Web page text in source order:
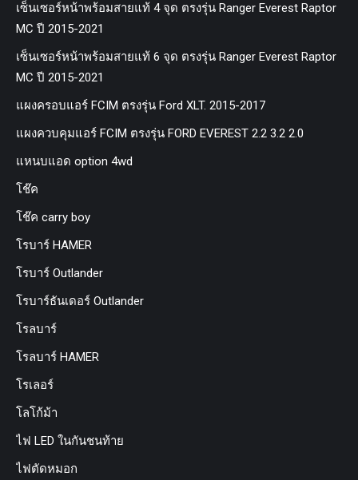
เซ็นเซอร์หน้าพร้อมสายแท้ 4 จุด ตรงรุ่น Ranger Everest Raptor
MC ปี 2015-2021
เซ็นเซอร์หน้าพร้อมสายแท้ 6 จุด ตรงรุ่น Ranger Everest Raptor
MC ปี 2015-2021
แผงครอบแอร์ FCIM ตรงรุ่น Ford XLT. 2015-2017
แผงควบคุมแอร์ FCIM ตรงรุ่น FORD EVEREST 2.2 3.2 2.0
แหนบแอด option 4wd
โช๊ค
โช๊ค carry boy
โรบาร์ HAMER
โรบาร์ Outlander
โรบาร์ธันเดอร์ Outlander
โรลบาร์
โรลบาร์ HAMER
โรเลอร์
โลโก้ม้า
ไฟ LED ในกันชนท้าย
ไฟตัดหมอก